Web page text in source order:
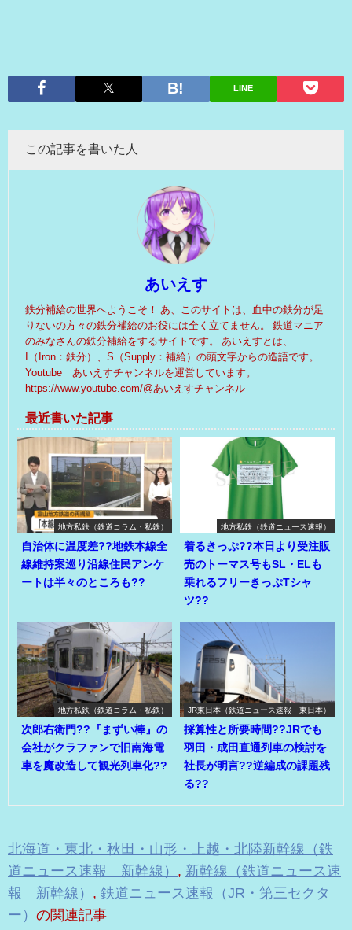
LINE
この記事を書いた人
あいえす
鉄分補給の世界へようこそ！ あ、このサイトは、血中の鉄分が足
りないの方々の鉄分補給のお役には全く立てません。 鉄道マニア
のみなさんの鉄分補給をするサイトです。 あいえすとは、
I（Iron：鉄分）、S（Supply：補給）の頭文字からの造語です。
Youtube あいえすチャンネルを運営しています。
https://www.youtube.com/@あいえすチャンネル
最近書いた記事
地方私鉄（鉄道コラム・私鉄）
自治体に温度差??地鉄本線全
線維持案巡り沿線住民アンケ
ートは半々のところも??
地方私鉄（鉄道ニュース速報）
着るきっぷ??本日より受注販
売のトーマス号もSL・ELも
乗れるフリーきっぷTシャ
ツ??
地方私鉄（鉄道コラム・私鉄）
次郎右衛門??『まずい棒』の
会社がクラファンで旧南海電
車を魔改造して観光列車化??
JR東日本（鉄道ニュース速報 東日本）
採算性と所要時間??JRでも
羽田・成田直通列車の検討を
社長が明言??逆編成の課題残
る??
北海道・東北・秋田・山形・上越・北陸新幹線（鉄
道ニュース速報 新幹線） , 新幹線（鉄道ニュース速
報 新幹線） , 鉄道ニュース速報（JR・第三セクタ
ー） の関連記事